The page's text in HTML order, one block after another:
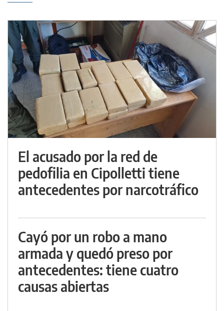
El acusado por la red de
pedofilia en Cipolletti tiene
antecedentes por narcotráfico
Cayó por un robo a mano
armada y quedó preso por
antecedentes: tiene cuatro
causas abiertas